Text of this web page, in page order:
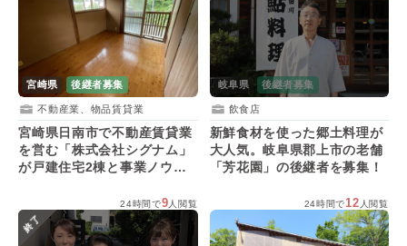
宮崎県 後継者募集
不動産業、物品賃貸業
宮崎県日南市で不動産賃貸業
を営む「株式会社シグナム」
が戸建住宅2棟と事業ノウハ
岐阜県 後継者募集
飲食店
新鮮食材を使った郷土料理が
大人気。岐阜県郡上市の老舗
「芳花園」の後継者を募集！
24時間で9人閲覧
終了
24時間で12 人閲覧